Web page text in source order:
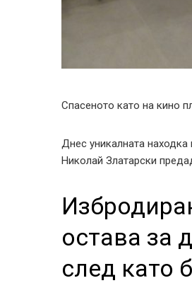
Спасеното като на кино
Днес уникалната
Николай Златарски
остава за
след като